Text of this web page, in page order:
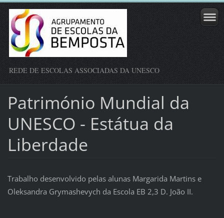
REDE DE ESCOLAS ASSOCIADAS DA UNESCO
Património Mundial da
UNESCO - Estátua da
Liberdade
Trabalho desenvolvido pelas alunas Margarida Martins e
Oleksandra Grymashevych da Escola EB 2,3 D. João II.